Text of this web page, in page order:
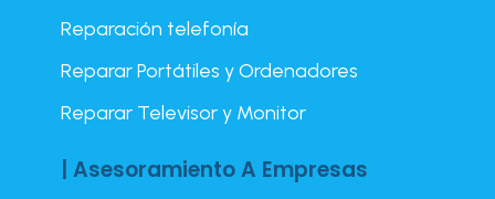
Reparación telefonía
Reparar Portátiles y Ordenadores
Reparar Televisor y Monitor
| Asesoramiento A Empresas